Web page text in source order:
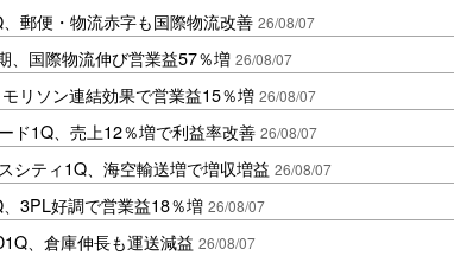
郵便・物流赤字も国際物流改善 26/08/07
、国際物流伸び営業益57％増 26/08/07
リソン連結効果で営業益15％増 26/08/07
ド1Q、売上12％増で利益率改善 26/08/07
シティ1Q、海空輸送増で増収増益 26/08/07
3PL好調で営業益18％増 26/08/07
、倉庫伸長も運送減益 26/08/07